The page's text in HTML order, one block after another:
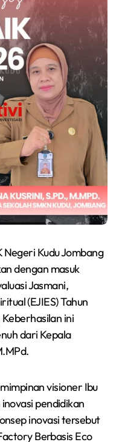
Negeri Kudu Jombang
dengan masuk
Jasmani,
(EJIES) Tahun
ini
dari Kepala
visioner Ibu
pendidikan
inovasi tersebut
Berbasis Eco